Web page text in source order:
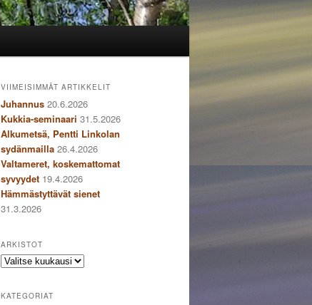
VIIMEISIMMÄT ARTIKKELIT
Juhannus 20.6.2026
Kukkia-seminaari 31.5.2026
Alkumetsä, Pentti Linkolan
sydänmailla 26.4.2026
Valtameret, koskemattomat
syvyydet 19.4.2026
Hämmästyttävät sienet
31.3.2026
ARKISTOT
Arkistot
KATEGORIAT